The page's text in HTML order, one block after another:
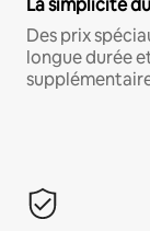
Des prix
longue durée